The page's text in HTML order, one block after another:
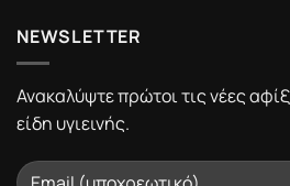
NEWSLETTER
Ανακαλύψτε πρώτοι τις νέες
είδη υγιεινής.